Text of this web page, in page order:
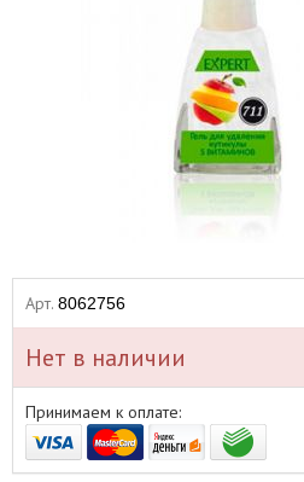
Арт. 8062756
Нет в наличии
Принимаем к оплате: